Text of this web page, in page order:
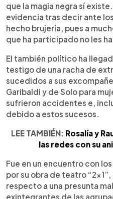
que la magia negra sí
evidencia tras decir ante
hecho brujería, pues a
que ha participado no les
El también político ha
testigo de una racha de
sucedidos a sus
Garibaldi y de Solo para
sufrieron accidentes e,
debido a estos sucesos.
LEE TAMBIÉN: Rosalía y
las redes con su
Fue en un encuentro con
por su obra de teatro
respecto a una presunta
exintegrantes de las